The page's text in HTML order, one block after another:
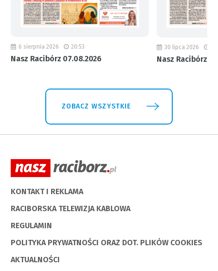
6 sierpnia 2026 20:53
Nasz Racibórz 07.08.2026
30 lipca 2026
Nasz Racibórz
ZOBACZ WSZYSTKIE
KONTAKT I REKLAMA
RACIBORSKA TELEWIZJA KABLOWA
REGULAMIN
POLITYKA PRYWATNOŚCI ORAZ DOT. PLIKÓW COOKIES
AKTUALNOŚCI